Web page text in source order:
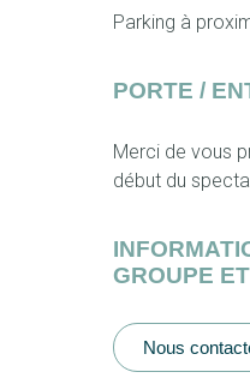
Parking à
PORTE /
Merci de vous
début du
GROUPE
Nous